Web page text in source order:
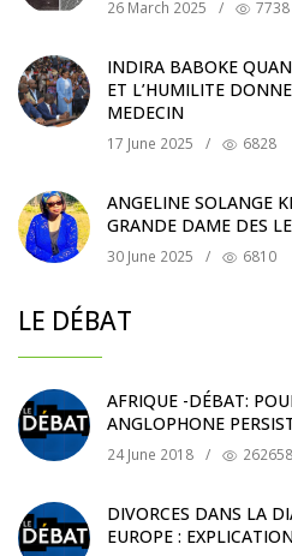
26 March 2025 / 7738
INDIRA BABOKE
ET L’HUMILITE
MEDECIN
17 June 2025 / 6828
ANGELINE SOLANGE
GRANDE DAME DES
30 June 2025 / 6810
LE DÉBAT
AFRIQUE -DÉBAT:
ANGLOPHONE
24 June 2018 / 262658
DIVORCES DANS LA
EUROPE :